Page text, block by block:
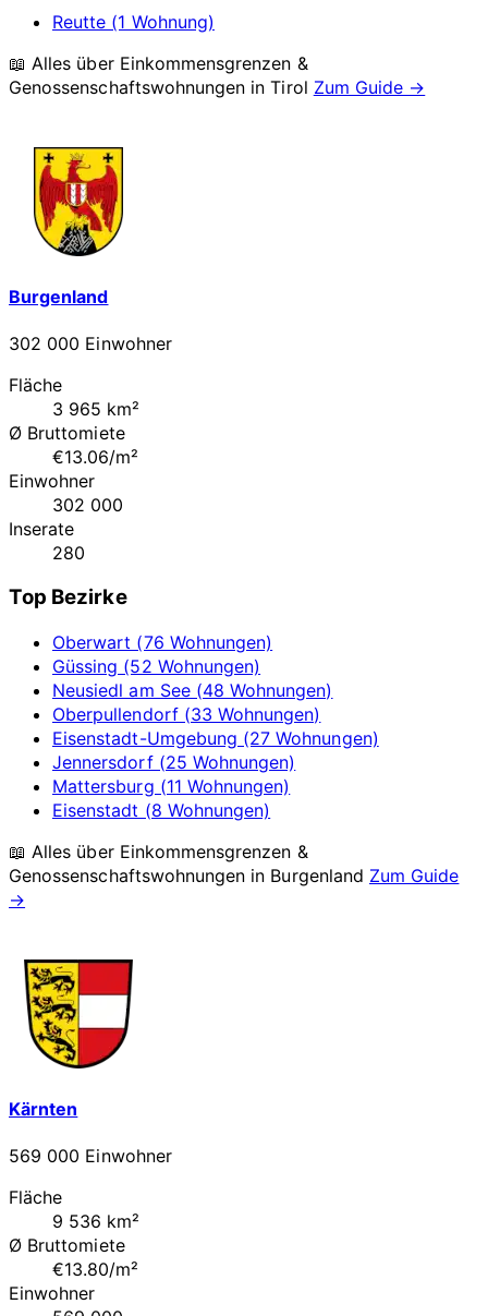
Reutte (1 Wohnung)
📖 Alles über Einkommensgrenzen &
Genossenschaftswohnungen inTirol Zum Guide →
Burgenland
302 000 Einwohner
Fläche
3 965 km²
Ø Bruttomiete
€13.06/m²
Einwohner
302 000
Inserate
280
Top Bezirke
Oberwart (76 Wohnungen)
Güssing (52 Wohnungen)
Neusiedl am See (48 Wohnungen)
Oberpullendorf (33 Wohnungen)
Eisenstadt-Umgebung (27 Wohnungen)
Jennersdorf (25 Wohnungen)
Mattersburg (11 Wohnungen)
Eisenstadt (8 Wohnungen)
📖 Alles über Einkommensgrenzen &
Genossenschaftswohnungen in Burgenland Zum Guide
→
Kärnten
569 000 Einwohner
Fläche
9 536 km²
Ø Bruttomiete
€13.80/m²
Einwohner